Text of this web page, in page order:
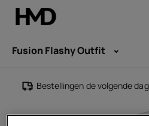
Feature
Fusion Flashy Outfit
Bestellingen de volgende